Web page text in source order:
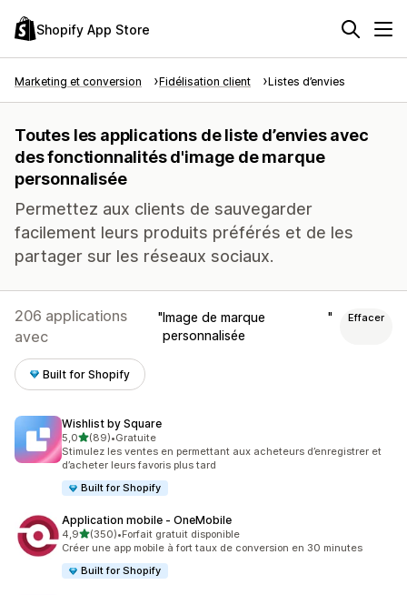
Shopify App Store
Marketing et conversion Fidélisation client Listes d’envies
Toutes les applications de liste d’envies avec
des fonctionnalités d'image de marque
personnalisée
Permettez aux clients de sauvegarder
facilement leurs produits préférés et de les
partager sur les réseaux sociaux.
206 applications
avec
Image de marque
personnalisée
Effacer
Built for Shopify
Wishlist by Square
5,0étoile(s) sur 5
(89)
89 avis au total
•Gratuite
Stimulez les ventes en permettant aux acheteurs d’enregistrer et
d’acheter leurs favoris plus tard
Built for Shopify
Application mobile ‑ OneMobile
4,9étoile(s) sur 5
(350)
350 avis au total
•Forfait gratuit disponible
Créer une app mobile à fort taux de conversion en 30 minutes
Built for Shopify